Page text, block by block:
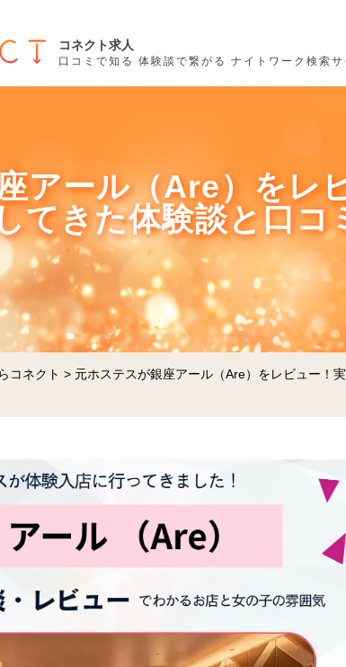
コネクト求人
口コミで知る 体験談で繋がる ナイトワーク検索サ
アール（Are）をレ
てきた体験談と口コ
コネクト > 元ホステスが銀座アール（Are）をレビュー！